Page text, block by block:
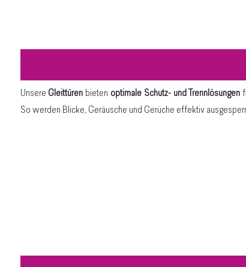
Unsere Gleittüren bieten optimale Schutz- und Trennlösungen
So werden Blicke, Geräusche und Gerüche effektiv